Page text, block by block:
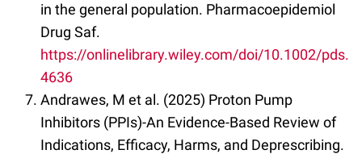
in the general population. Pharmacoepidemiol
Drug Saf.
https://onlinelibrary.wiley.com/doi/10.1002/pds.
4636
Andrawes, M et al. (2025) Proton Pump
Inhibitors (PPIs)-An Evidence-Based Review of
Indications, Efficacy, Harms, and Deprescribing.